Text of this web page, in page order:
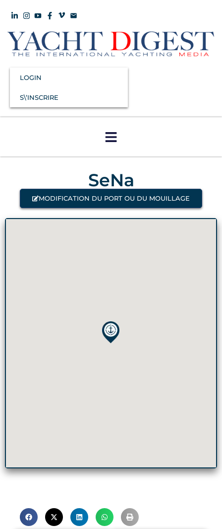
LOGIN
S\’INSCRIRE
SeNa
MODIFICATION DU PORT OU DU MOUILLAGE